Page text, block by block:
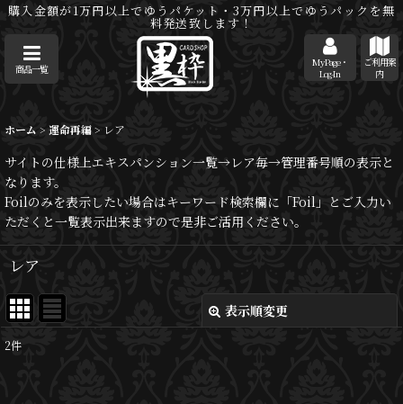
購入金額が1万円以上でゆうパケット・3万円以上でゆうパックを無
料発送致します！
商品一覧
MyPage・
Log-In
ご利用案
内
ホーム > 運命再編> レア
サイトの仕様上エキスパンション一覧→レア毎→管理番号順の表示と
なります。
Foilのみを表示したい場合はキーワード検索欄に「Foil」とご入力い
ただくと一覧表示出来ますので是非ご活用ください。
レア
表示順変更
2件